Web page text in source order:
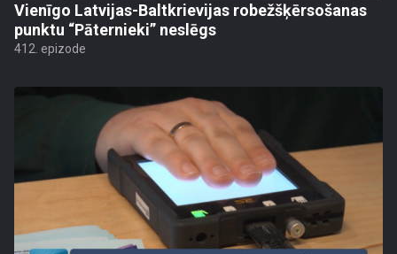
Vienīgo Latvijas-Baltkrievijas robežšķērsošanas
punktu “Pāternieki” neslēgs
412. epizode